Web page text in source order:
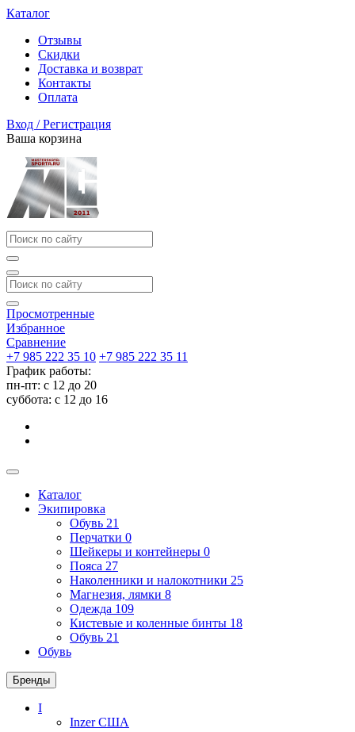
Каталог
Отзывы
Скидки
Доставка и возврат
Контакты
Оплата
Вход / Регистрация
Ваша корзина
Просмотренные
Избранное
Сравнение
+7 985 222 35 10 +7 985 222 35 11
График работы:
пн-пт: с 12 до 20
суббота: c 12 до 16
Каталог
Экипировка
Обувь 21
Перчатки 0
Шейкеры и контейнеры 0
Пояса 27
Наколенники и налокотники 25
Магнезия, лямки 8
Одежда 109
Кистевые и коленные бинты 18
Обувь 21
Обувь
Бренды
I
InzerСША